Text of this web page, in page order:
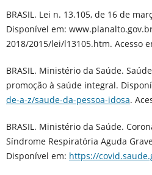
BRASIL. Lei n. 13.105, de 16 de
Disponível em:
2018/2015/lei/l13105.htm. Acesso
BRASIL. Ministério da Saúde.
promoção à saúde integral.
de-a-z/saude-da-pessoa-idosa.
BRASIL. Ministério da Saúde.
Síndrome Respiratória Aguda
Disponível em: https://